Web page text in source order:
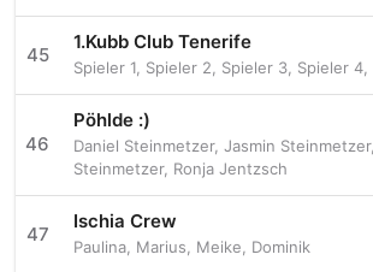
45
1.Kubb Club Tenerife
Spieler 1 Spieler 2 Spieler 3 Spieler 4
46
Pöhlde :)
Daniel Steinmetzer, Jasmin Steinmetzer,
Steinmetzer, Ronja Jentzsch
47
Ischia Crew
Paulina Marius Meike Dominik